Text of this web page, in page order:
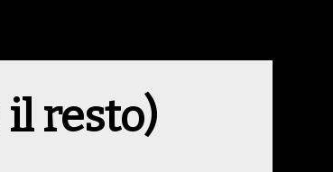
il resto)